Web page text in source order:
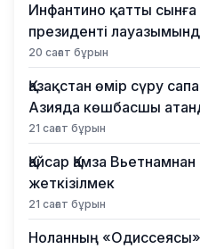
Инфантино қатты
президенті
20 сағат бұрын
Қазақстан өмір сүру
Азияда көшбасшы
21 сағат бұрын
Қайсар Қамза Вьетнамнан
жеткізілмек
21 сағат бұрын
Ноланның